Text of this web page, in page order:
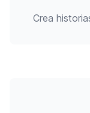
Crea